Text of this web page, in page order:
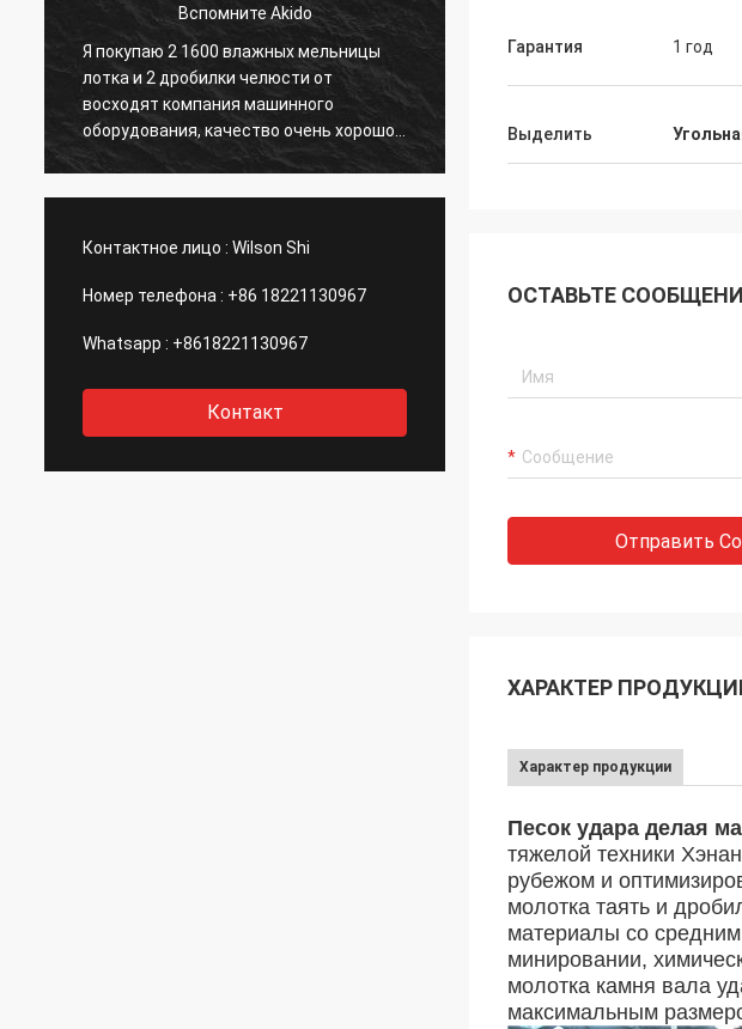
Хосе Энтони
Восходит компания обеспечила мне
хорошее обслуживание после-продажи
после покупки их завода обогащения
руды золота, этого важна ко мне, будет
рассматривать для покупки второго
Perfect seller, excellent product,
Machinery and Equipment Co Ltd
Контактное лицо : Wilson Shi
Номер телефона : +86 18221130967
Whatsapp : +8618221130967
Контакт
Гарантия 1 год
Выделить
ОСТАВЬТЕ
Отправить
ХАРАКТЕР
Характер продукции
Песок удара делая
тяжелой техники
рубежом и
молотка таять и
материалы со
минировании,
молотка камня вала
максимальным